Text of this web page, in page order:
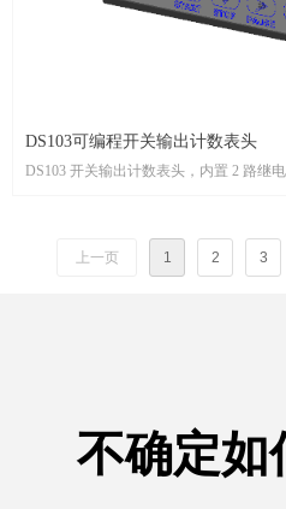
不确定如
DS103可编程开关输出计数表头
DS103 开关输出计数表头，内置 2 路继
上一页 1 2 3